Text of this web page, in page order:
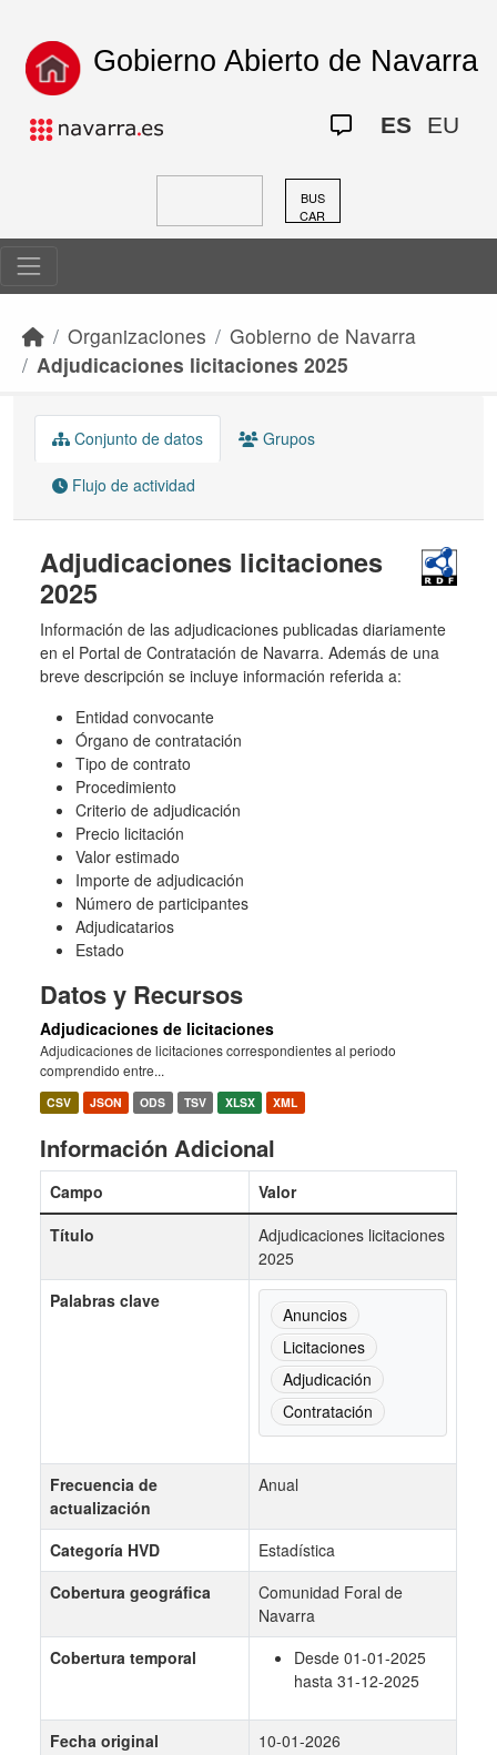
Gobierno Abierto de Navarra
ES EU
BUS
CAR
Organizaciones
Gobierno de Navarra
Adjudicaciones licitaciones 2025
Conjunto de datos Grupos
Flujo de actividad
Adjudicaciones licitaciones
2025
Información de las adjudicaciones publicadas diariamente
en el Portal de Contratación de Navarra. Además de una
breve descripción se incluye información referida a:
Entidad convocante
Órgano de contratación
Tipo de contrato
Procedimiento
Criterio de adjudicación
Precio licitación
Valor estimado
Importe de adjudicación
Número de participantes
Adjudicatarios
Estado
Datos y Recursos
Adjudicaciones de licitaciones
Adjudicaciones de licitaciones correspondientes al periodo
comprendido entre...
CSV JSON ODS TSV XLSX XML
Información Adicional
Campo
Valor
Título
Adjudicaciones licitaciones
2025
Palabras clave
Anuncios
Licitaciones
Adjudicación
Contratación
Frecuencia de
actualización
Anual
Categoría HVD
Estadística
Cobertura geográfica
Comunidad Foral de
Navarra
Cobertura temporal
Desde 01-01-2025
hasta 31-12-2025
Fecha original
10-01-2026